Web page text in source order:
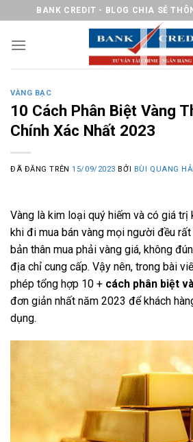
nội
BANK CREDIT - BLOG CHIA SẺ
VÀNG BẠC
10 Cách Phân Biệt Vàng
Chính Xác Nhất 2023
ĐÃ ĐĂNG TRÊN15/09/2023 BỞI BÙI QUANG HẢI
Vàng là kim loại quý hiếm và có giá trị
khi đi mua bán vàng mọi người đều
bản thân mua phải vàng giá, không
địa chỉ cung cấp. Vậy nên, trong bài
phép tổng hợp 10 + cách phân biệt
đơn giản nhất năm 2023 để khách
dụng.